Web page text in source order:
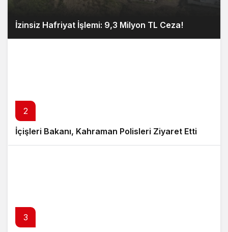
İzinsiz Hafriyat İşlemi: 9,3 Milyon TL Ceza!
2
İçişleri Bakanı, Kahraman Polisleri Ziyaret Etti
3